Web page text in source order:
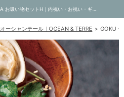
GOKU・UMA お吸い物セットH｜内祝い・お祝い・ギフト・贈り物の通販サイトtheDe(ザディー)
オーシャンテール｜OCEAN & TERRE GOKU・